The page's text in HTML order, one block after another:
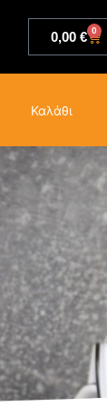
0,00 € 0
Καλάθι